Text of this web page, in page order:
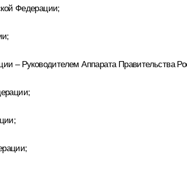
Федерации;
– Руководителем Аппарата Правительства